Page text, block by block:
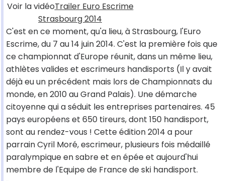
Voir la vidéoTrailer Euro Escrime
Strasbourg 2014
C'est en ce moment, qu'a lieu, à Strasbourg, l'Euro
Escrime, du 7 au 14 juin 2014. C'est la première fois que
ce championnat d'Europe réunit, dans un même lieu,
athlètes valides et escrimeurs handisports (Il y avait
déjà eu un précédent mais lors de Championnats du
monde, en 2010 au Grand Palais). Une démarche
citoyenne qui a séduit les entreprises partenaires. 45
pays européens et 650 tireurs, dont 150 handisport,
sont au rendez-vous ! Cette édition 2014 a pour
parrain Cyril Moré, escrimeur, plusieurs fois médaillé
paralympique en sabre et en épée et aujourd'hui
membre de l'Equipe de France de ski handisport.